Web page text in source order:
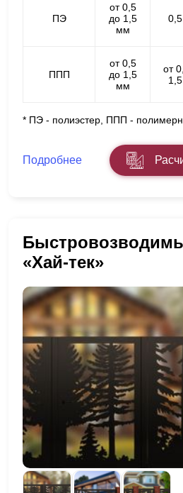
ПЭ
от 0,5
до 1,5
мм
ППП
от 0,5
до 1,5
мм
от
* ПЭ - полиэстер, ППП -
Подробнее
«Хай-тек»